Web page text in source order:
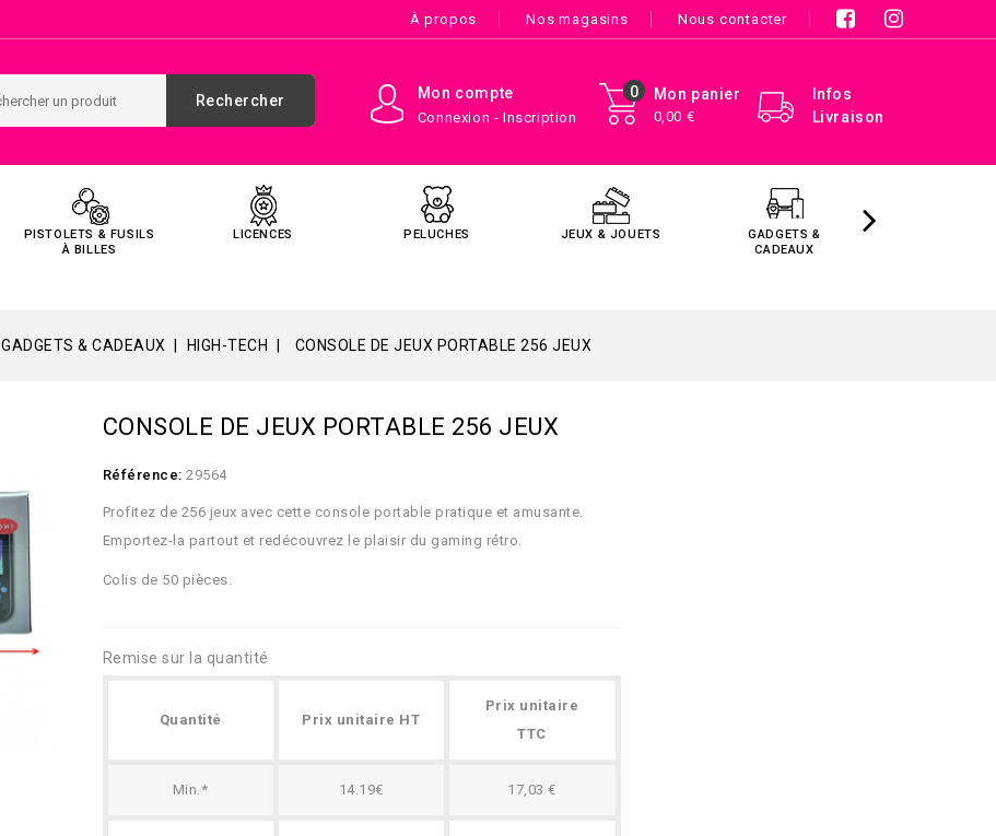
À propos Nos magasins Nous contacter
Infos
Livraison
Mon panier
0,00 €
0
Mon compte
Connexion - Inscription
Rechercher
PISTOLETS & FUSILS
À BILLES
LICENCES PELUCHES JEUX & JOUETS
GADGETS &
CADEAUX
GADGETS & CADEAUX HIGH-TECH CONSOLE DE JEUX PORTABLE 256 JEUX
CONSOLE DE JEUX PORTABLE 256 JEUX
Référence: 29564
Profitez de 256 jeux avec cette console portable pratique et amusante.
Emportez-la partout et redécouvrez le plaisir du gaming rétro.
Colis de 50 pièces.
Remise sur la quantité
Quantité Prix unitaire HT
Prix unitaire
TTC
Min.* 14.19€ 17,03 €